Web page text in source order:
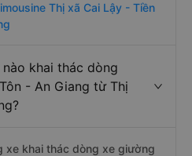
Thị xã Cai Lậy - Tiền
khai thác dòng
- An Giang từ Thị
xe khai thác dòng xe giường